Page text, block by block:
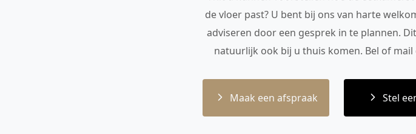
de vloer past? U bent bij ons van harte
adviseren door een gesprek in te plannen.
natuurlijk ook bij u thuis komen. Bel of
Maak een afspraak Stel